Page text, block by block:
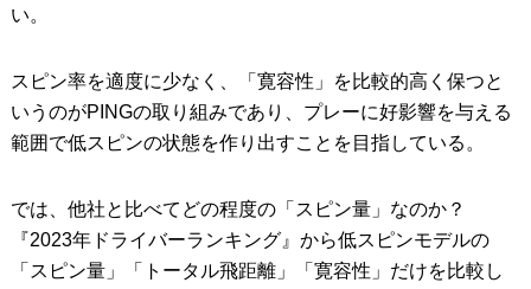
い。
スピン率を適度に少なく、「寛容性」を比較的高く保つと
いうのがPINGの取り組みであり、プレーに好影響を与える
範囲で低スピンの状態を作り出すことを目指している。
では、他社と比べてどの程度の「スピン量」なのか？
『2023年ドライバーランキング』から低スピンモデルの
「スピン量」「トータル飛距離」「寛容性」だけを比較し